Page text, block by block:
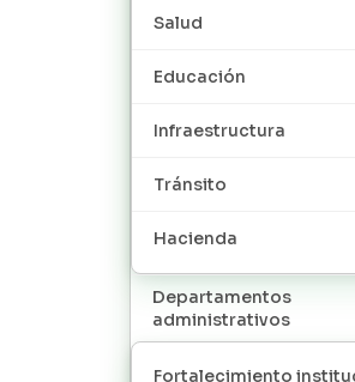
Salud
Educación
Infraestructura
Tránsito
Hacienda
Departamentos
administrativos
Fortalecimiento